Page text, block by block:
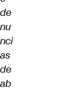
de
nu
nci
as
de
ab